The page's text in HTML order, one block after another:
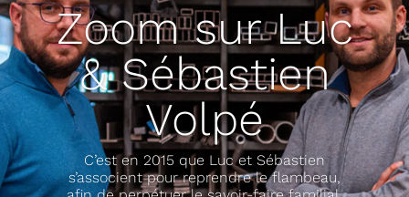
Zoom sur Luc
& Sébastien
Volpé
C’est en 2015 que Luc et Sébastien
s’associent pour reprendre le flambeau,